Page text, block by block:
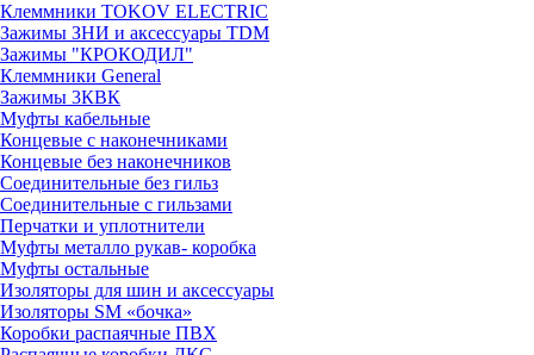
Клеммники TOKOV ELECTRIC
Зажимы ЗНИ и аксессуары TDM
Зажимы "КРОКОДИЛ"
Клеммники General
Зажимы 3КВК
Муфты кабельные
Концевые с наконечниками
Концевые без наконечников
Соединительные без гильз
Соединительные с гильзами
Перчатки и уплотнители
Муфты металло рукав- коробка
Муфты остальные
Изоляторы для шин и аксессуары
Изоляторы SM «бочка»
Коробки распаячные ПВХ